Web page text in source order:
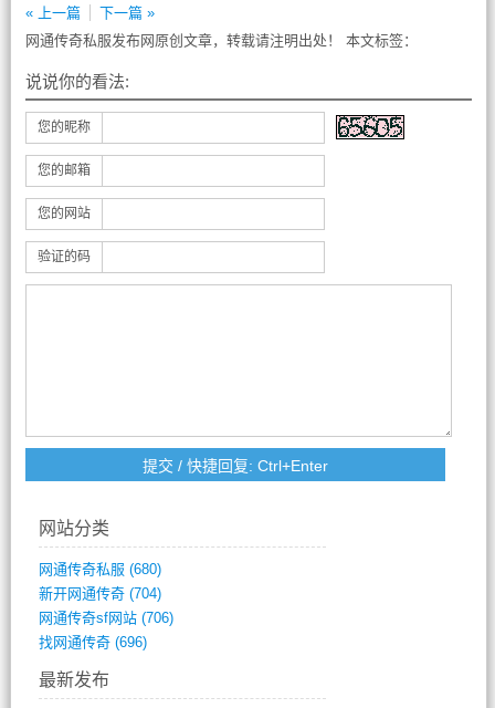
« 上一篇
下一篇 »
网通传奇私服发布网原创文章，转载请注明出处！ 本文标签：
说说你的看法:
您的昵称
您的邮箱
您的网站
验证的码
网站分类
网通传奇私服 (680)
新开网通传奇(704)
网通传奇sf网站(706)
找网通传奇(696)
最新发布